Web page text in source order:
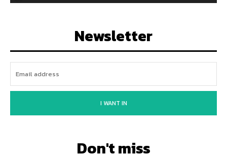
Newsletter
I WANT IN
Don't miss